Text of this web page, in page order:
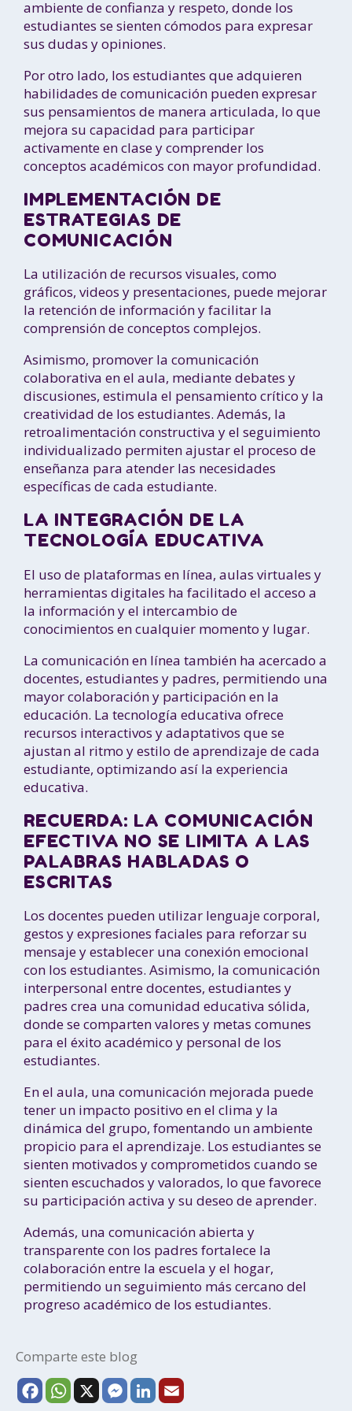
ambiente de confianza y respeto, donde los
estudiantes se sienten cómodos para expresar
sus dudas y opiniones.
Por otro lado, los estudiantes que adquieren
habilidades de comunicación pueden expresar
sus pensamientos de manera articulada, lo que
mejora su capacidad para participar
activamente en clase y comprender los
conceptos académicos con mayor profundidad.
IMPLEMENTACIÓN DE
ESTRATEGIAS DE
COMUNICACIÓN
La utilización de recursos visuales, como
gráficos, videos y presentaciones, puede mejorar
la retención de información y facilitar la
comprensión de conceptos complejos.
Asimismo, promover la comunicación
colaborativa en el aula, mediante debates y
discusiones, estimula el pensamiento crítico y la
creatividad de los estudiantes. Además, la
retroalimentación constructiva y el seguimiento
individualizado permiten ajustar el proceso de
enseñanza para atender las necesidades
específicas de cada estudiante.
LA INTEGRACIÓN DE LA
TECNOLOGÍA EDUCATIVA
El uso de plataformas en línea, aulas virtuales y
herramientas digitales ha facilitado el acceso a
la información y el intercambio de
conocimientos en cualquier momento y lugar.
La comunicación en línea también ha acercado a
docentes, estudiantes y padres, permitiendo una
mayor colaboración y participación en la
educación. La tecnología educativa ofrece
recursos interactivos y adaptativos que se
ajustan al ritmo y estilo de aprendizaje de cada
estudiante, optimizando así la experiencia
educativa.
RECUERDA: LA COMUNICACIÓN
EFECTIVA NO SE LIMITA A LAS
PALABRAS HABLADAS O
ESCRITAS
Los docentes pueden utilizar lenguaje corporal,
gestos y expresiones faciales para reforzar su
mensaje y establecer una conexión emocional
con los estudiantes. Asimismo, la comunicación
interpersonal entre docentes, estudiantes y
padres crea una comunidad educativa sólida,
donde se comparten valores y metas comunes
para el éxito académico y personal de los
estudiantes.
En el aula, una comunicación mejorada puede
tener un impacto positivo en el clima y la
dinámica del grupo, fomentando un ambiente
propicio para el aprendizaje. Los estudiantes se
sienten motivados y comprometidos cuando se
sienten escuchados y valorados, lo que favorece
su participación activa y su deseo de aprender.
Además, una comunicación abierta y
transparente con los padres fortalece la
colaboración entre la escuela y el hogar,
permitiendo un seguimiento más cercano del
progreso académico de los estudiantes.
Comparte este blog
F
W
X
M
L